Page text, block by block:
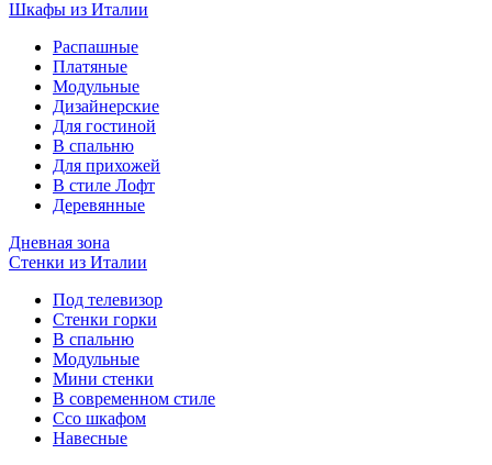
Шкафы из Италии
Распашные
Платяные
Модульные
Дизайнерские
Для гостиной
В спальню
Для прихожей
В стиле Лофт
Деревянные
Дневная зона
Стенки из Италии
Под телевизор
Стенки горки
В спальню
Модульные
Мини стенки
В современном стиле
Ссо шкафом
Навесные